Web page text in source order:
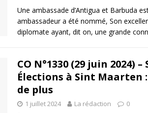
Une ambassade d’Antigua et Barbuda
ambassadeur a été nommé, Son
diplomate ayant, dit on, une grande
CO N°1330 (29 juin 2024)
Élections à Sint Maarten
de plus
1 juillet 2024 La rédaction 0